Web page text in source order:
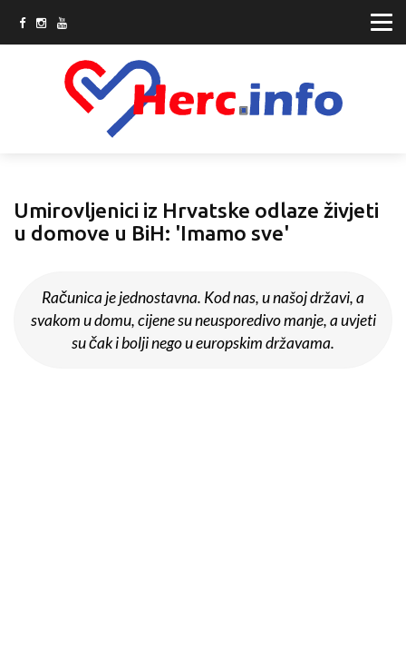
Umirovljenici iz Hrvatske odlaze živjeti
u domove u BiH: 'Imamo sve'
Računica je jednostavna. Kod nas, u našoj državi, a
svakom u domu, cijene su neusporedivo manje, a uvjeti
su čak i bolji nego u europskim državama.